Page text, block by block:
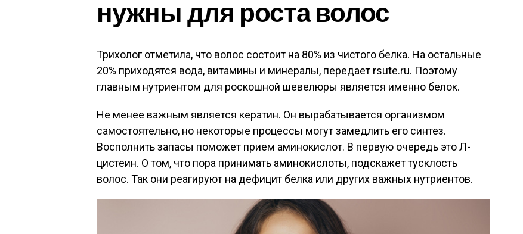
нужны для роста волос
Трихолог отметила, что волос состоит на 80% из чистого белка. На остальные
20% приходятся вода, витамины и минералы, передает rsute.ru. Поэтому
главным нутриентом для роскошной шевелюры является именно белок.
Не менее важным является кератин. Он вырабатывается организмом
самостоятельно, но некоторые процессы могут замедлить его синтез.
Восполнить запасы поможет прием аминокислот. В первую очередь это Л-
цистеин. О том, что пора принимать аминокислоты, подскажет тусклость
волос. Так они реагируют на дефицит белка или других важных нутриентов.